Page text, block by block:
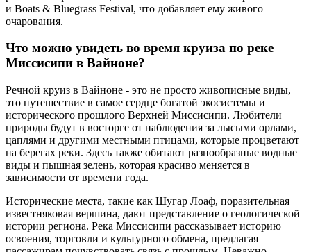
и Boats & Bluegrass Festival, что добавляет ему живого
очарования.
Что можно увидеть во время круиза по реке
Миссисипи в Вайноне?
Речной круиз в Вайноне - это не просто живописные виды,
это путешествие в самое сердце богатой экосистемы и
исторического прошлого Верхней Миссисипи. Любители
природы будут в восторге от наблюдения за лысыми орлами,
цаплями и другими местными птицами, которые процветают
на берегах реки. Здесь также обитают разнообразные водные
виды и пышная зелень, которая красиво меняется в
зависимости от времени года.
Исторические места, такие как Шугар Лоаф, поразительная
известняковая вершина, дают представление о геологической
истории региона. Река Миссисипи рассказывает историю
освоения, торговли и культурного обмена, предлагая